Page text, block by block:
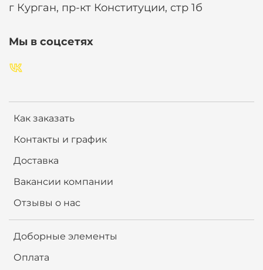
Как заказать
Контакты и график
Доставка
Вакансии компании
Отзывы о нас
Доборные элементы
Оплата
г Курган, пр-кт Конституции, стр 1б
Мы в соцсетях